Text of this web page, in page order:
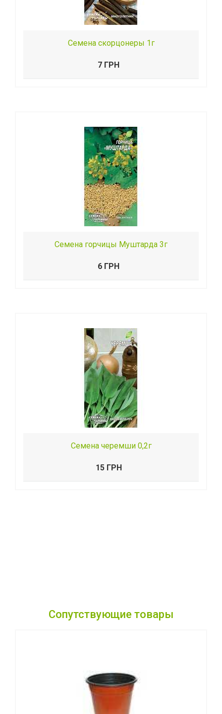
Семена скорцонеры 1г
7 ГРН
Семена горчицы Муштарда 3г
6 ГРН
Семена черемши 0,2г
15 ГРН
Сопутствующие товары